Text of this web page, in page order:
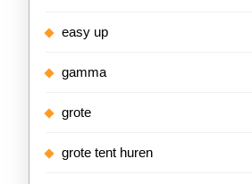
easy up
gamma
grote
grote tent huren